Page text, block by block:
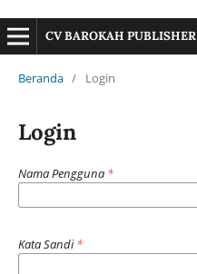
CV BAROKAH PUBLISHER
Beranda / Login
Login
Nama Pengguna *
Kata Sandi*